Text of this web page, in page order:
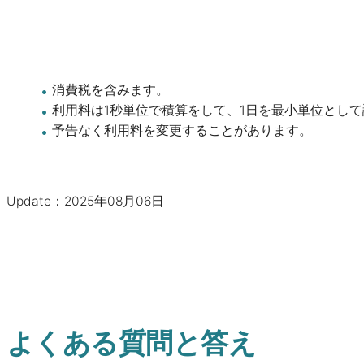
消費税を含みます。
利用料は1秒単位で積算をして、1日を最小単位として
予告なく利用料を変更することがあります。
Update：2025年08月06日
よくある質問と答え